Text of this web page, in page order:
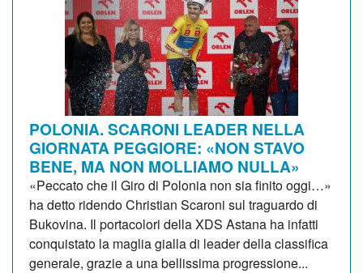
POLONIA. SCARONI LEADER NELLA
GIORNATA PEGGIORE: «NON STAVO
BENE, MA NON MOLLIAMO NULLA»
«Peccato che il Giro di Polonia non sia finito oggi…»
ha detto ridendo Christian Scaroni sul traguardo di
Bukovina. Il portacolori della XDS Astana ha infatti
conquistato la maglia gialla di leader della classifica
generale, grazie a una bellissima progressione...